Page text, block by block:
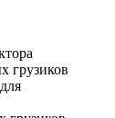
грузиков